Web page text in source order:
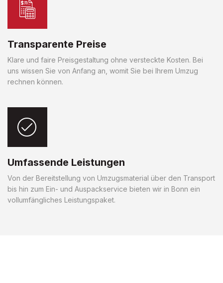
Transparente Preise
Klare und faire Preisgestaltung ohne versteckte Kosten. Bei
uns wissen Sie von Anfang an, womit Sie bei Ihrem Umzug
rechnen können.
Umfassende Leistungen
Von der Bereitstellung von Umzugsmaterial über den Transport
bis hin zum Ein- und Auspackservice bieten wir in Bonn ein
vollumfängliches Leistungspaket.